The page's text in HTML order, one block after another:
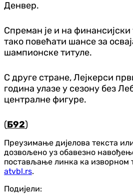
Денвер.
Спреман је и на
тако повећати шансе за
шампионске титуле.
С друге стране, Лејкерси
година улазе у сезону без
централне фигуре.
(Б92)
Преузимање дијелова текста
дозвољено уз обавезно
постављање линка ка изворном
atvbl.rs.
Подијели: